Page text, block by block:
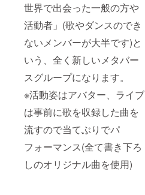
世界で出会った一般の方や
活動者」(歌やダンスのでき
ないメンバーが大半です)と
いう、全く新しいメタバー
スグループになります。
※活動姿はアバター、ライブ
は事前に歌を収録した曲を
流すので当てぶりでパ
フォーマンス(全て書き下ろ
しのオリジナル曲を使用)